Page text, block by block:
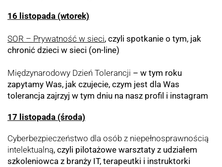
16 listopada (wtorek)
SOR – Prywatność w sieci, czyli spotkanie o tym, jak
chronić dzieci w sieci (on-line)
Międzynarodowy Dzień Tolerancji – w tym roku
zapytamy Was, jak czujecie, czym jest dla Was
tolerancja zajrzyj w tym dniu na nasz profil i instagram
17 listopada (środa)
Cyberbezpieczeństwo dla osób z niepełnosprawnością
intelektualną, czyli pilotażowe warsztaty z udziałem
szkoleniowca z branży IT, terapeutki i instruktorki